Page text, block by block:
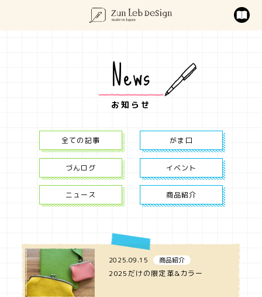
News
お知らせ
全ての記事 がま口
づんログ イベント
ニュース 商品紹介
2025.09.15 商品紹介
2025だけの限定革&カラー